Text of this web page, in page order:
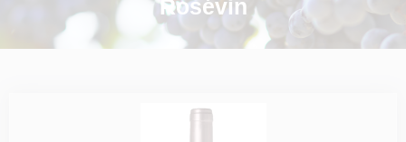
Rosévin